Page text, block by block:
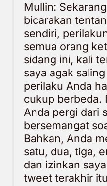
Mullin:
bicarakan
sendiri,
semua orang
sidang ini, kali
saya agak
perilaku Anda
cukup berbeda.
Anda pergi dari
bersemangat
Bahkan, Anda
satu, dua, tiga,
dan izinkan
tweet terakhir